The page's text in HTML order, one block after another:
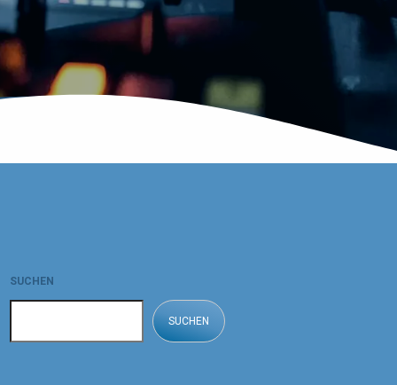
SUCHEN
SUCHEN